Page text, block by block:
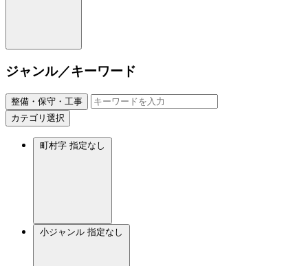
ジャンル／キーワード
整備・保守・工事
カテゴリ選択
町村字 指定なし
小ジャンル 指定なし